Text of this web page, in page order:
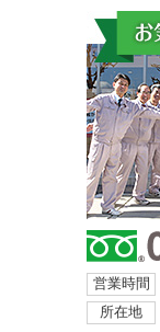
営業時間
所在地